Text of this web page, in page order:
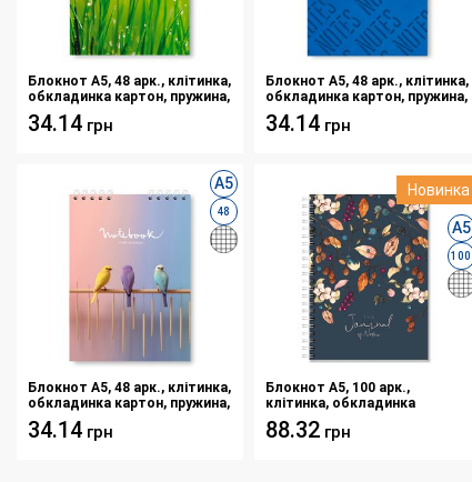
Блокнот A5, 48 арк., клітинка,
обкладинка картон, пружина,
Серія "Трава"
34.14 грн
Блокнот A5, 48 арк., клітинка,
обкладинка картон, пружина,
Серія "Синій фон"
34.14 грн
А5
48
Блокнот A5, 48 арк., клітинка,
обкладинка картон, пружина,
Серія "Папуги"
34.14 грн
Новинка
А5
100
Блокнот A5, 100 арк.,
клітинка, обкладинка
твердий картон, пружина,
Серія "Осінь"
88.32 грн